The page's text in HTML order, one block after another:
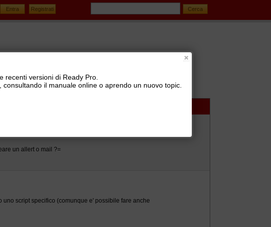
un allert o mail ?=
script specifico (comunque e' possibile fare anche
recenti versioni di Ready Pro.
il manuale online o aprendo un nuovo topic.